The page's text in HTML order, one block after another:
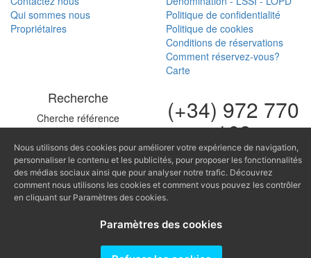
Qui sommes nous
Propriétaires
Politique de confidentialité
Politique de cookies
Conditions de réservations
Comment réservez-vous?
Carte
Recherche
Cherche référence (+34) 972 770
168
(+34) 616 966
682
Nous utilisons des cookies pour améliorer votre expérience de navigation,
personnaliser le contenu et les publicités, pour proposer les fonctionnalités
des médias sociaux ainsi que pour analyser notre trafic. Découvrez
comment nous utilisons les cookies et comment vous pouvez les contrôler
en cliquant sur Paramètres des cookies.
Paramètres des cookies